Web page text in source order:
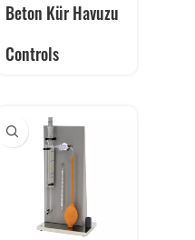
Beton Kür Havuzu
Controls